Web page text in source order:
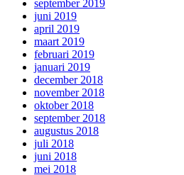
september 2019
juni 2019
april 2019
maart 2019
februari 2019
januari 2019
december 2018
november 2018
oktober 2018
september 2018
augustus 2018
juli 2018
juni 2018
mei 2018